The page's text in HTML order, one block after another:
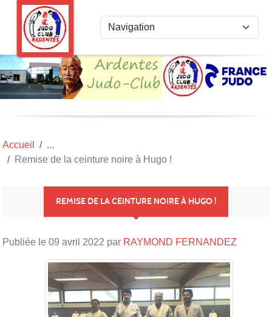
Accueil
Remise de la ceinture noire à Hugo !
REMISE DE LA CEINTURE NOIRE À HUGO !
Publiée le 09 avril 2022 par RAYMOND FERNANDEZ
Panneau de gestion des cookies